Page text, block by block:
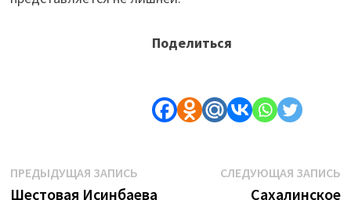
Поделиться
Навигация
ПРЕДЫДУЩАЯ ЗАПИСЬПредыдущая
запись:
Шестовая Исинбаева
СЛЕДУЮЩАЯ ЗАПИСЬ
Сахалинское